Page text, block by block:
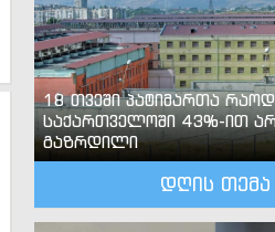
18 თვეში პატიმართა
საქართველოში 43%-ით
გაზრდილი
დღის თემა